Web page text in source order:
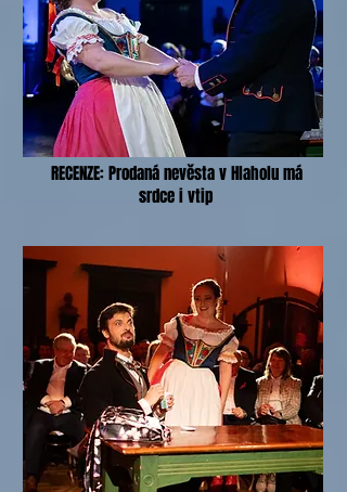
RECENZE: Prodaná nevěsta v Hlaholu má
srdce i vtip